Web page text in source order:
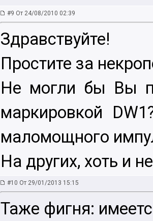
#9 От 24/08/2010 02:39
Здравствуйте!
Простите за
Не могли бы Вы
маркировкой
маломощного
На других, хоть и
#10 От 29/01/2013 15:15
Таже фигня: